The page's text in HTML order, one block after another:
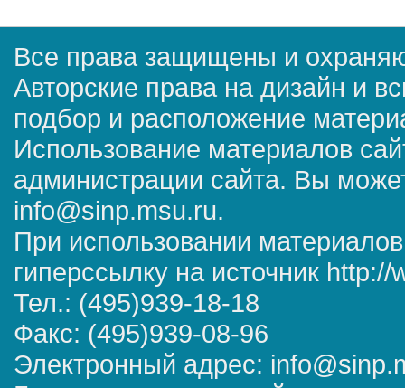
Все права защищены и
Авторские права на дизайн и
подбор и расположение
Использование материалов
администрации сайта. Вы
info@sinp.msu.ru.
При использовании
гиперссылку на источник
Тел.: (495)939-18-18
Факс: (495)939-08-96
Электронный адрес: